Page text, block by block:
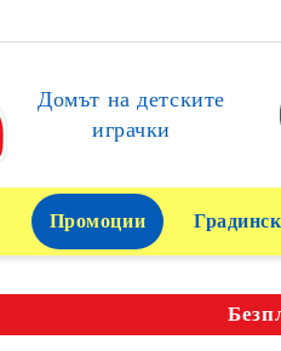
Домът на детските
играчки
Промоции